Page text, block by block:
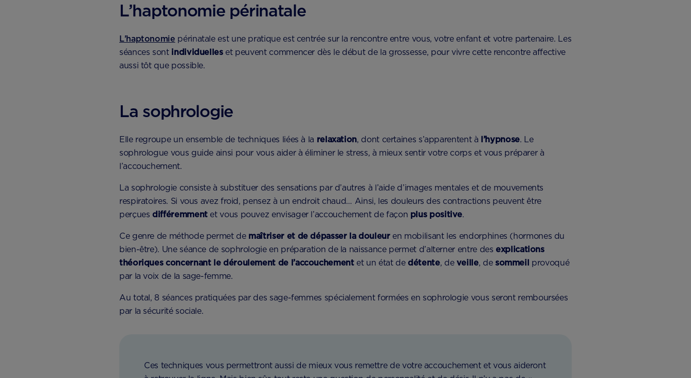
L’haptonomie périnatale
L'haptonomie périnatale est une pratique est centrée sur la rencontre entre vous, votre enfant et votre partenaire. Les
séances sontindividuelleset peuvent commencer dès le début de la grossesse, pour vivre cette rencontre affective
aussi tôt que possible.
La sophrologie
Elle regroupe un ensemble de techniques liées à la relaxation, dont certaines s’apparentent à l’hypnose. Le
sophrologue vous guide ainsi pour vous aider à éliminer le stress, à mieux sentir votre corps et vous préparer à
l’accouchement.
La sophrologie consiste à substituer des sensations par d’autres à l’aide d’images mentales et de mouvements
respiratoires. Si vous avez froid, pensez à un endroit chaud… Ainsi, les douleurs des contractions peuvent être
perçues différemmentet vous pouvez envisager l’accouchement de façon plus positive.
Ce genre de méthode permet de maîtriser et de dépasser la douleuren mobilisant les endorphines (hormones du
bien-être). Une séance de sophrologie en préparation de la naissance permet d’alterner entre desexplications
théoriques concernant le déroulement de l’accouchementet un état de détente, de veille, de sommeil provoqué
par la voix de la sage-femme.
Au total, 8 séances pratiquées par des sage-femmes spécialement formées en sophrologie vous seront remboursées
par la sécurité sociale.
Ces techniques vous permettront aussi de mieux vous remettre de votre accouchement et vous aideront